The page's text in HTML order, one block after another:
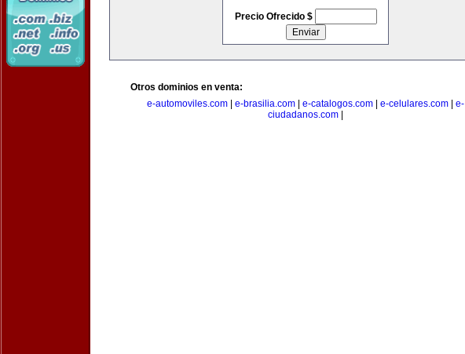
Precio Ofrecido $
Otros dominios en venta:
e-automoviles.com
e-brasilia.com e-catalogos.com e-celulares.com
e-
ciudadanos.com